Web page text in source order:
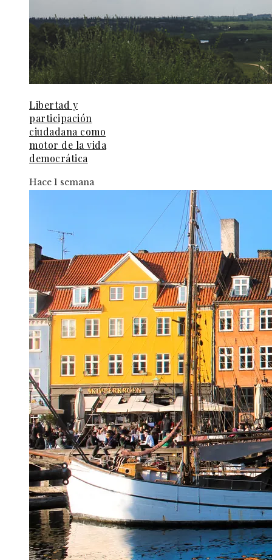
Libertad y
participación
ciudadana como
motor de la vida
democrática
Hace 1 semana